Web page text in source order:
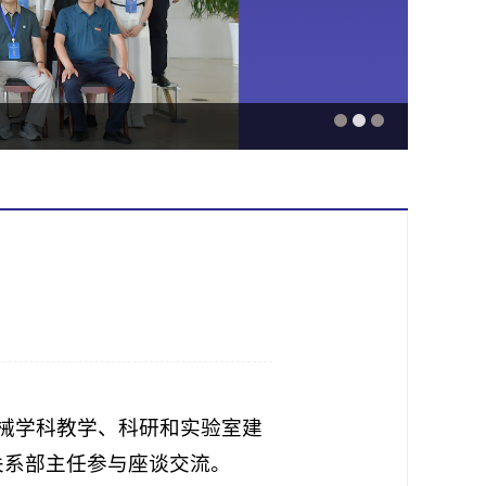
学科教学、科研和实验室建
部主任参与座谈交流。